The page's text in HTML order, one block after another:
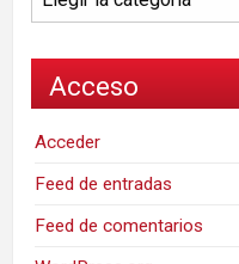
Acceso
Acceder
Feed de entradas
Feed de comentarios